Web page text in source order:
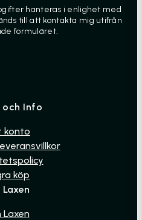
och Info
konto
köp
Laxen
Laxen
hanteras i enlighet med
till att kontakta mig utifrån
formuläret.